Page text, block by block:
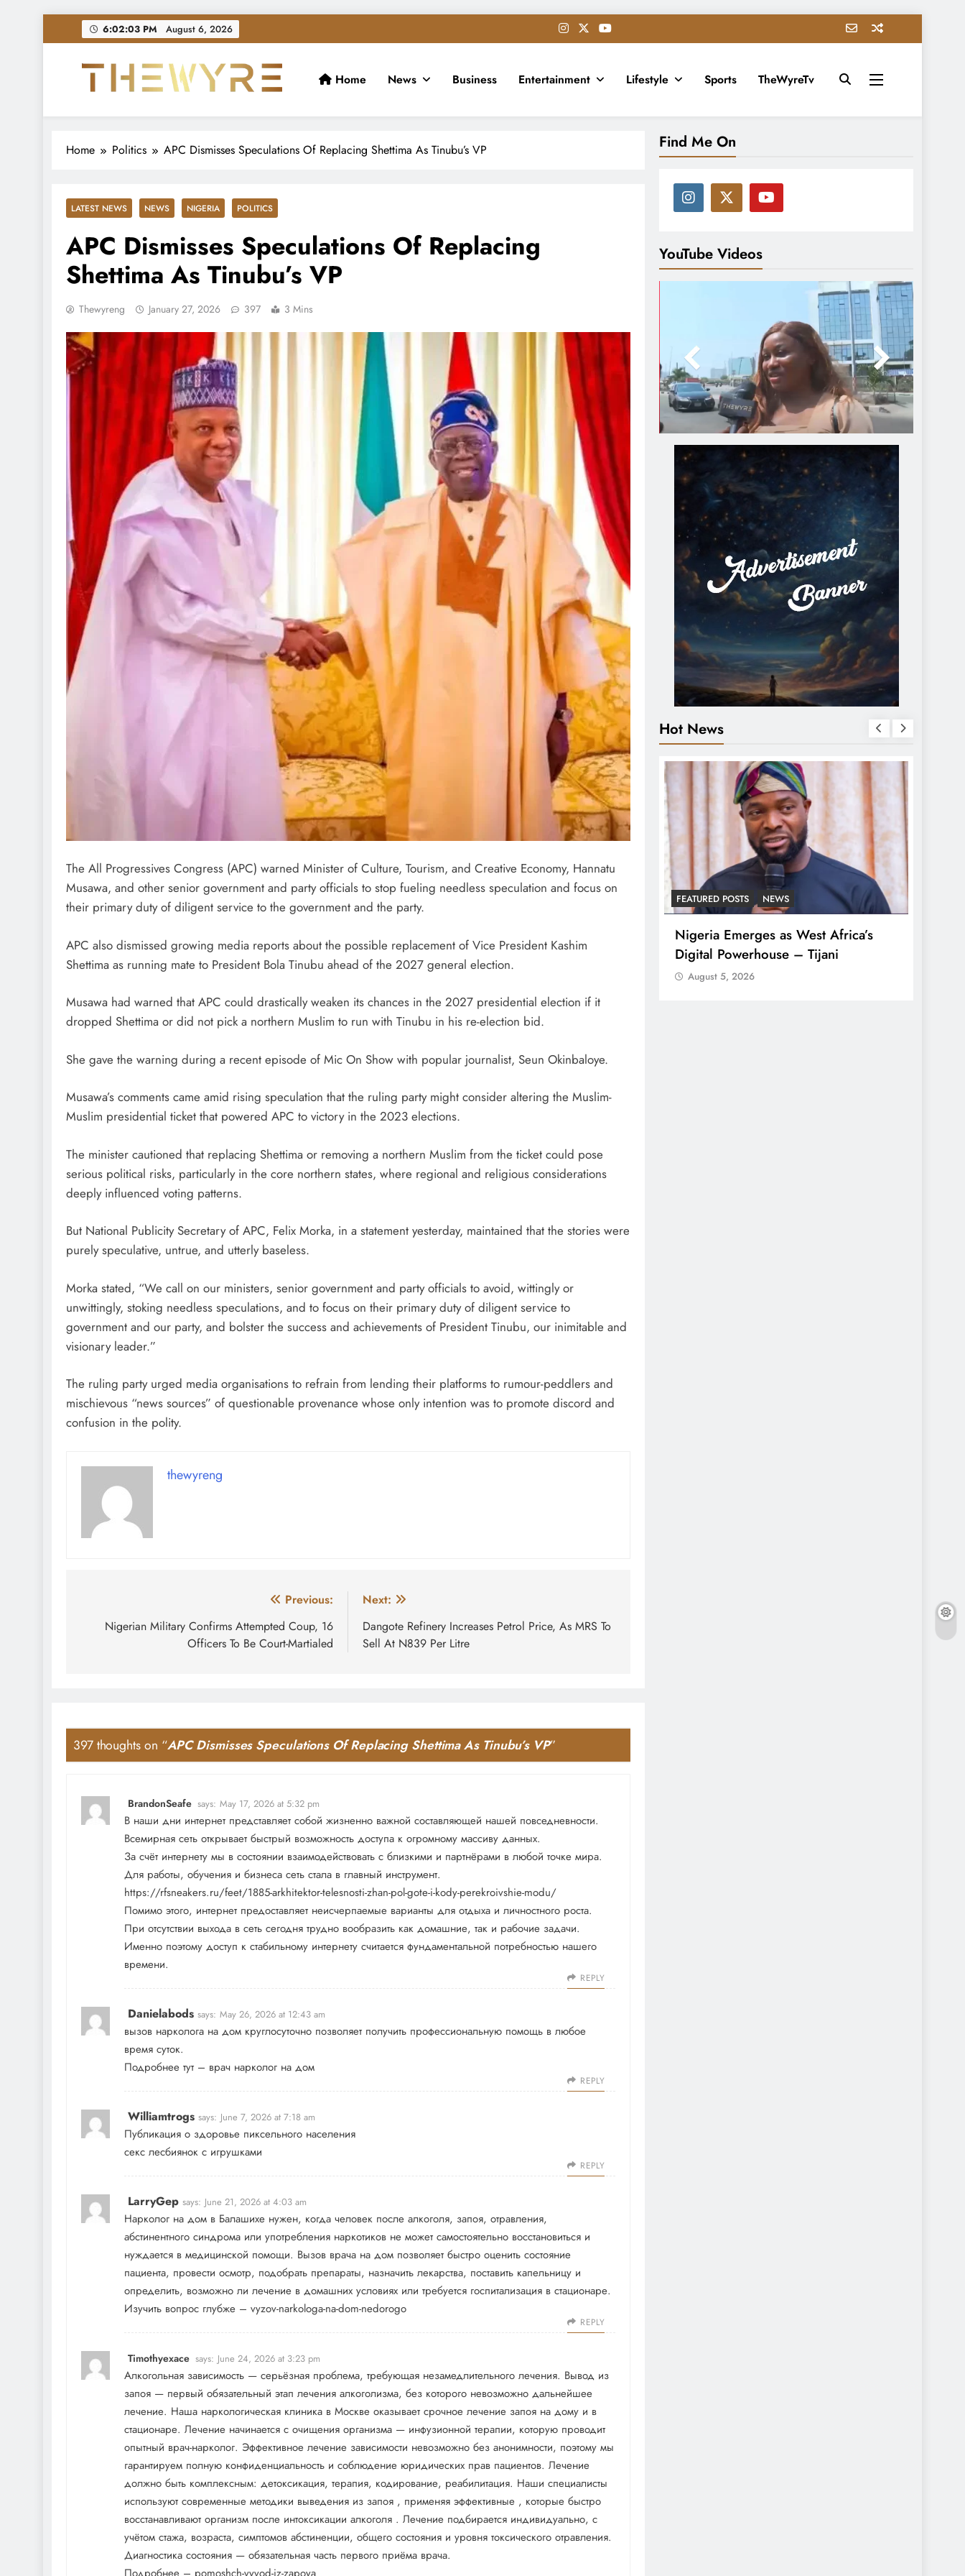
to
6:02:05 PM August 6, 2026
thewyreng.com
News
Home News Business Entertainment Lifestyle Sports TheWyreTv
Home Politics APC Dismisses Speculations Of Replacing Shettima As Tinubu’s VP
LATEST NEWS NEWS NIGERIA POLITICS
APC Dismisses Speculations Of Replacing
Shettima As Tinubu’s VP
Thewyreng January 27, 2026 397 3 Mins
The All Progressives Congress (APC) warned Minister of Culture, Tourism, and Creative Economy, Hannatu
Musawa, and other senior government and party officials to stop fueling needless speculation and focus on
their primary duty of diligent service to the government and the party.
APC also dismissed growing media reports about the possible replacement of Vice President Kashim
Shettima as running mate to President Bola Tinubu ahead of the 2027 general election.
Musawa had warned that APC could drastically weaken its chances in the 2027 presidential election if it
dropped Shettima or did not pick a northern Muslim to run with Tinubu in his re-election bid.
She gave the warning during a recent episode of Mic On Show with popular journalist, Seun Okinbaloye.
Musawa’s comments came amid rising speculation that the ruling party might consider altering the Muslim-
Muslim presidential ticket that powered APC to victory in the 2023 elections.
The minister cautioned that replacing Shettima or removing a northern Muslim from the ticket could pose
serious political risks, particularly in the core northern states, where regional and religious considerations
deeply influenced voting patterns.
But National Publicity Secretary of APC, Felix Morka, in a statement yesterday, maintained that the stories were
purely speculative, untrue, and utterly baseless.
Morka stated, “We call on our ministers, senior government and party officials to avoid, wittingly or
unwittingly, stoking needless speculations, and to focus on their primary duty of diligent service to
government and our party, and bolster the success and achievements of President Tinubu, our inimitable and
visionary leader.”
The ruling party urged media organisations to refrain from lending their platforms to rumour-peddlers and
mischievous “news sources” of questionable provenance whose only intention was to promote discord and
confusion in the polity.
thewyreng
navigation
Previous:
Nigerian Military Confirms Attempted Coup, 16
Officers To Be Court-Martialed
Next:
Dangote Refinery Increases Petrol Price, As MRS To
Sell At N839 Per Litre
397 thoughts on “APC Dismisses Speculations Of Replacing Shettima As Tinubu’s VP”
BrandonSeafe says: May 17, 2026 at 5:32 pm
В наши дни интернет представляет собой жизненно важной составляющей нашей повседневности.
Всемирная сеть открывает быстрый возможность доступа к огромному массиву данных.
За счёт интернету мы в состоянии взаимодействовать с близкими и партнёрами в любой точке мира.
Для работы, обучения и бизнеса сеть стала в главный инструмент.
https://rfsneakers.ru/feet/1885-arkhitektor-telesnosti-zhan-pol-gote-i-kody-perekroivshie-modu/
Помимо этого, интернет предоставляет неисчерпаемые варианты для отдыха и личностного роста.
При отсутствии выхода в сеть сегодня трудно вообразить как домашние, так и рабочие задачи.
Именно поэтому доступ к стабильному интернету считается фундаментальной потребностью нашего
времени.
REPLY
Danielabods says: May 26, 2026 at 12:43 am
вызов нарколога на дом круглосуточно позволяет получить профессиональную помощь в любое
время суток.
Подробнее тут – врач нарколог на дом
REPLY
Williamtrogs says: June 7, 2026 at 7:18 am
Публикация о здоровье пиксельного населения
секс лесбиянок с игрушками
REPLY
LarryGep says: June 21, 2026 at 4:03 am
Нарколог на дом в Балашихе нужен, когда человек после алкоголя, запоя, отравления,
абстинентного синдрома или употребления наркотиков не может самостоятельно восстановиться и
нуждается в медицинской помощи. Вызов врача на дом позволяет быстро оценить состояние
пациента, провести осмотр, подобрать препараты, назначить лекарства, поставить капельницу и
определить, возможно ли лечение в домашних условиях или требуется госпитализация в стационаре.
Изучить вопрос глубже – vyzov-narkologa-na-dom-nedorogo
REPLY
Timothyexace says: June 24, 2026 at 3:23 pm
Алкогольная зависимость — серьёзная проблема, требующая незамедлительного лечения. Вывод из
запоя — первый обязательный этап лечения алкоголизма, без которого невозможно дальнейшее
лечение. Наша наркологическая клиника в Москве оказывает срочное лечение запоя на дому и в
стационаре. Лечение начинается с очищения организма — инфузионной терапии, которую проводит
опытный врач-нарколог. Эффективное лечение зависимости невозможно без анонимности, поэтому мы
гарантируем полную конфиденциальность и соблюдение юридических прав пациентов. Лечение
должно быть комплексным: детоксикация, терапия, кодирование, реабилитация. Наши специалисты
используют современные методики выведения из запоя , применяя эффективные , которые быстро
восстанавливают организм после интоксикации алкоголя . Лечение подбирается индивидуально, с
учётом стажа, возраста, симптомов абстиненции, общего состояния и уровня токсического отравления.
Диагностика состояния — обязательная часть первого приёма врача.
Find Me On
YouTube Videos
Hot News
LATEST NEWS MAJOR NEWS
Nyesom Wike Dismisses Amaechi’s
Political Value in Rivers State
FEATURED POSTS NEWS
Nigeria Emerges as West Africa’s
Digital Powerhouse – Tijani
August 5, 2026